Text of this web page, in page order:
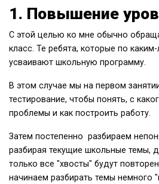
1. Повышение
С этой целью ко мне обычно
класс. Те ребята, которые по
усваивают школьную программу.
В этом случае мы на первом
тестирование, чтобы понять, с
проблемы и как построить работу.
Затем постепенно разбираем
разбирая текущие школьные темы,
только все "хвосты" будут
начинаем разбирать темы немного